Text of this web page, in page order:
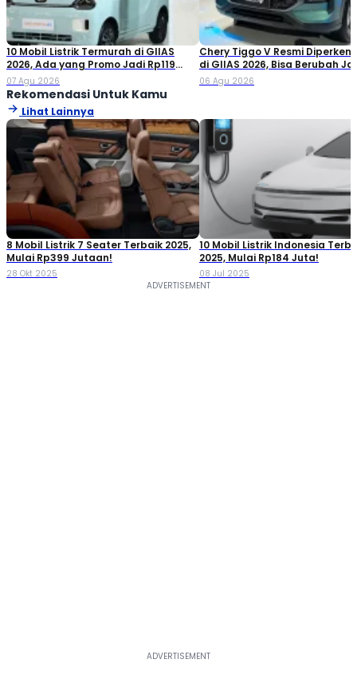
10 Mobil Listrik Termurah di GIIAS
2026, Ada yang Promo Jadi Rp119
Jutaan!
07 Agu 2026
Chery Tiggo V Resmi
di GIIAS 2026, Bisa Berubah
Double Cabin
06 Agu 2026
Rekomendasi Untuk Kamu
Lihat Lainnya
8 Mobil Listrik 7 Seater Terbaik 2025,
Mulai Rp399 Jutaan!
28 Okt 2025
10 Mobil Listrik Indonesia
2025, Mulai Rp184 Juta!
08 Jul 2025